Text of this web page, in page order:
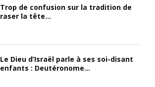
Trop de confusion sur la tradition de
raser la tête...
Le Dieu d’Israël parle à ses soi-disant
enfants : Deutéronome...